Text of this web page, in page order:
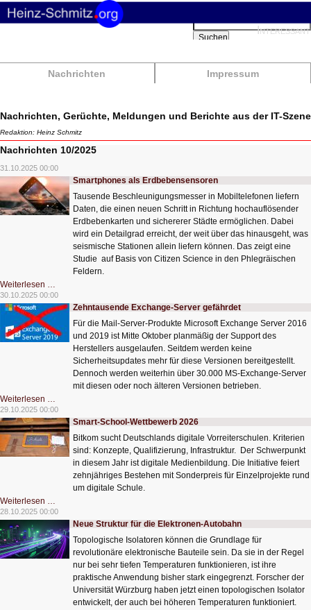
Nachrichten Impressum
Suchbegriffe
Suchen
Nachrichten, Gerüchte, Meldungen und Berichte aus der IT-Szene
Redaktion: Heinz Schmitz
Nachrichten 10/2025
31.10.2025 00:00
Smartphones als Erdbebensensoren
Tausende Beschleunigungsmesser in Mobiltelefonen liefern
Daten, die einen neuen Schritt in Richtung hochauflösender
Erdbebenkarten und sichererer Städte ermöglichen. Dabei
wird ein Detailgrad erreicht, der weit über das hinausgeht, was
seismische Stationen allein liefern können. Das zeigt eine
Studie auf Basis von Citizen Science in den Phlegräischen
Feldern.
Weiterlesen …
als
Erdbebensensoren
30.10.2025 00:00
Zehntausende Exchange-Server gefährdet
Für die Mail-Server-Produkte Microsoft Exchange Server 2016
und 2019 ist Mitte Oktober planmäßig der Support des
Herstellers ausgelaufen. Seitdem werden keine
Sicherheitsupdates mehr für diese Versionen bereitgestellt.
Dennoch werden weiterhin über 30.000 MS-Exchange-Server
mit diesen oder noch älteren Versionen betrieben.
Weiterlesen …
Exchange-
Server
gefährdet
29.10.2025 00:00
Smart-School-Wettbewerb 2026
Bitkom sucht Deutschlands digitale Vorreiterschulen. Kriterien
sind: Konzepte, Qualifizierung, Infrastruktur. Der Schwerpunkt
in diesem Jahr ist digitale Medienbildung. Die Initiative feiert
zehnjähriges Bestehen mit Sonderpreis für Einzelprojekte rund
um digitale Schule.
Weiterlesen …
School-
Wettbewerb
2026
28.10.2025 00:00
Neue Struktur für die Elektronen-Autobahn
Topologische Isolatoren können die Grundlage für
revolutionäre elektronische Bauteile sein. Da sie in der Regel
nur bei sehr tiefen Temperaturen funktionieren, ist ihre
praktische Anwendung bisher stark eingegrenzt. Forscher der
Universität Würzburg haben jetzt einen topologischen Isolator
entwickelt, der auch bei höheren Temperaturen funktioniert.